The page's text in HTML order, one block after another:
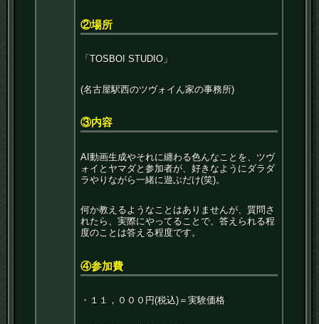
②場所
「TOSBOI STUDIO」
(名古屋駅西のツヴォイん家の事務所)
③内容
AI動画生成やそれに纏わる色んなことを、ツヴ
ォイとヤマダと参加者が、好きなようにダラダ
ラやりながら一緒に遊ぶだけ(笑)。
何か教えるようなことはありませんが、質問さ
れたら、実際にやってることで、答えられる程
度のことは答える程度です。
④参加費
・１１，０００円(税込)＝実験価格